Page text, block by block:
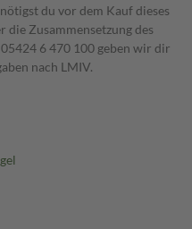
du vor dem Kauf dieses
Zusammensetzung des
6 470 100 geben wir dir
nach LMIV.